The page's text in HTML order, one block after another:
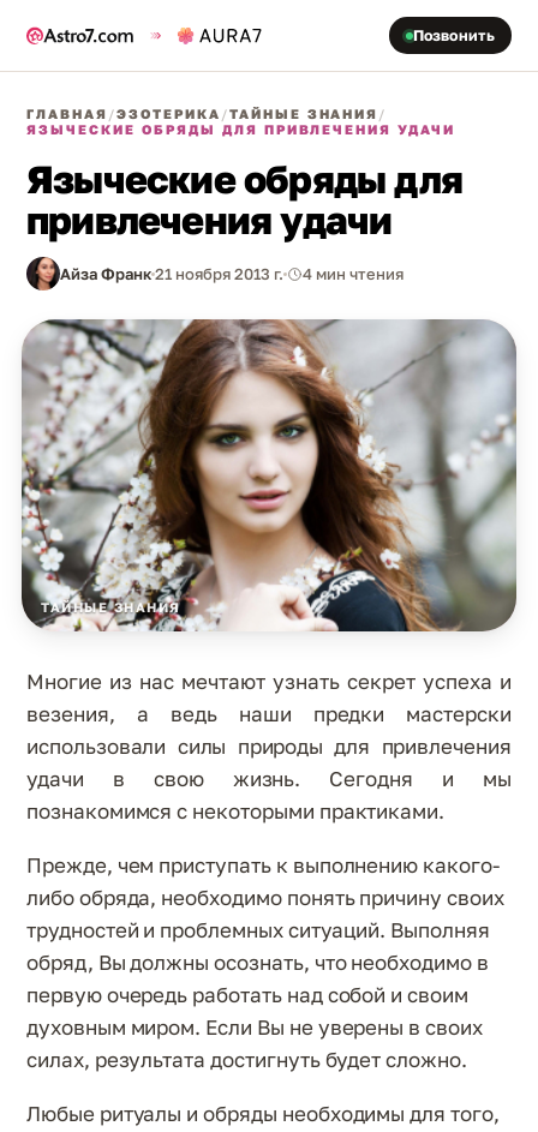
Позвонить
ГЛАВНАЯ /ЭЗОТЕРИКА /ТАЙНЫЕ ЗНАНИЯ /
ЯЗЫЧЕСКИЕ ОБРЯДЫ ДЛЯ ПРИВЛЕЧЕНИЯ УДАЧИ
Языческие обряды для
привлечения удачи
Айза Франк21 ноября 2013 г. 4 мин чтения
ТАЙНЫЕ ЗНАНИЯ
Многие из нас мечтают узнать секрет успеха и
везения, а ведь наши предки мастерски
использовали силы природы для привлечения
удачи в свою жизнь. Сегодня и мы
познакомимся с некоторыми практиками.
Прежде, чем приступать к выполнению какого-
либо обряда, необходимо понять причину своих
трудностей и проблемных ситуаций. Выполняя
обряд, Вы должны осознать, что необходимо в
первую очередь работать над собой и своим
духовным миром. Если Вы не уверены в своих
силах, результата достигнуть будет сложно.
Любые ритуалы и обряды необходимы для того,